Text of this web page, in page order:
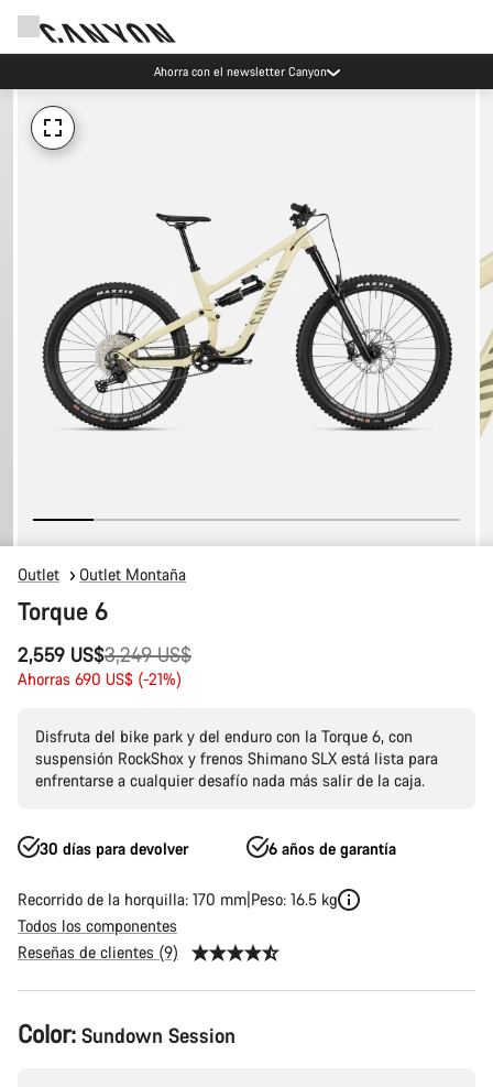
Ahorra con el newsletter Canyon
Outlet Outlet Montaña
Torque 6
2,559 US$
Precio
original
3,249 US$
Ahorras 690 US$ (-21%)
Disfruta del bike park y del enduro con la Torque 6, con
suspensión RockShox y frenos Shimano SLX está lista para
enfrentarse a cualquier desafío nada más salir de la caja.
30 días para devolver 6 años de garantía
Recorrido de la horquilla: 170 mm Peso: 16.5 kg
Todos los componentes
Reseñas de clientes (9)
Configuración
del
Color: Sundown Session